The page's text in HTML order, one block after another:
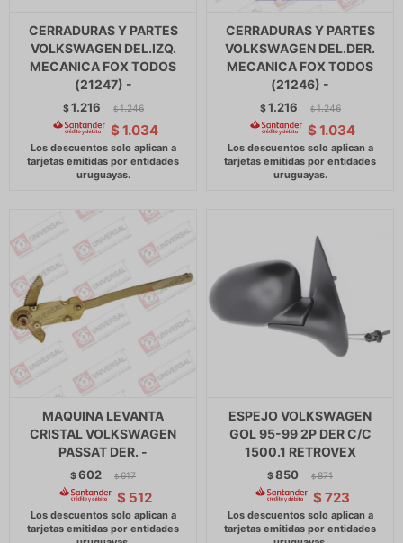
CERRADURAS Y PARTES
VOLKSWAGEN DEL.IZQ.
MECANICA FOX TODOS
(21247) -
$1.216 $ 1.246
$ 1.034
CERRADURAS Y PARTES
VOLKSWAGEN DEL.DER.
MECANICA FOX TODOS
(21246) -
$1.216 $ 1.246
$ 1.034
MAQUINA LEVANTA
CRISTAL VOLKSWAGEN
PASSAT DER. -
$602 $ 617
$ 512
ESPEJO VOLKSWAGEN
GOL 95-99 2P DER C/C
1500.1 RETROVEX
$850 $ 871
$ 723